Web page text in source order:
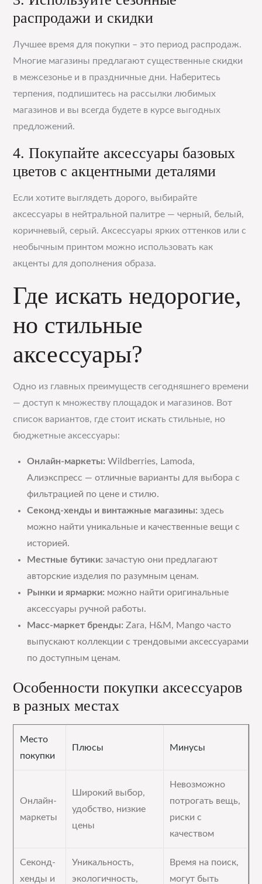
распродажи и скидки
Лучшее время для покупки – это период распродаж.
Многие магазины предлагают существенные скидки
в межсезонье и в праздничные дни. Наберитесь
терпения, подпишитесь на рассылки любимых
магазинов и вы всегда будете в курсе выгодных
предложений.
4. Покупайте аксессуары базовых
цветов с акцентными деталями
Если хотите выглядеть дорого, выбирайте
аксессуары в нейтральной палитре — черный, белый,
коричневый, серый. Аксессуары ярких оттенков или с
необычным принтом можно использовать как
акценты для дополнения образа.
Где искать недорогие,
но стильные
аксессуары?
Одно из главных преимуществ сегодняшнего времени
— доступ к множеству площадок и магазинов. Вот
список вариантов, где стоит искать стильные, но
бюджетные аксессуары:
Онлайн-маркеты: Wildberries, Lamoda,
Алиэкспресс — отличные варианты для выбора с
фильтрацией по цене и стилю.
Секонд-хенды и винтажные магазины: здесь
можно найти уникальные и качественные вещи с
историей.
Местные бутики: зачастую они предлагают
авторские изделия по разумным ценам.
Рынки и ярмарки: можно найти оригинальные
аксессуары ручной работы.
Масс-маркет бренды: Zara, H&M, Mango часто
выпускают коллекции с трендовыми аксессуарами
по доступным ценам.
Особенности покупки аксессуаров
в разных местах
Место
покупки
Плюсы Минусы
Онлайн-
маркеты
Широкий выбор,
удобство, низкие
цены
Невозможно
потрогать вещь,
риски с
качеством
Секонд-
хенды и
Уникальность,
экологичность,
Время на поиск,
могут быть